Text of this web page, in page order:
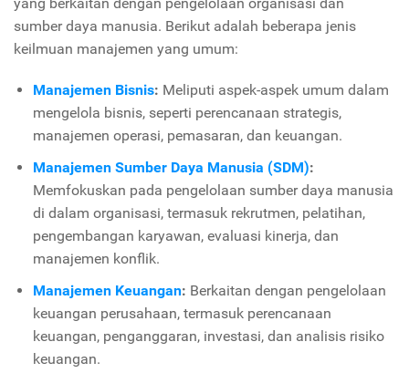
sumber daya manusia. Berikut adalah beberapa jenis
keilmuan manajemen yang umum:
Manajemen Bisnis: Meliputi aspek-aspek umum dalam
mengelola bisnis, seperti perencanaan strategis,
manajemen operasi, pemasaran, dan keuangan.
Manajemen Sumber Daya Manusia (SDM):
Memfokuskan pada pengelolaan sumber daya manusia
di dalam organisasi, termasuk rekrutmen, pelatihan,
pengembangan karyawan, evaluasi kinerja, dan
manajemen konflik.
Manajemen Keuangan: Berkaitan dengan pengelolaan
keuangan perusahaan, termasuk perencanaan
keuangan, penganggaran, investasi, dan analisis risiko
keuangan.